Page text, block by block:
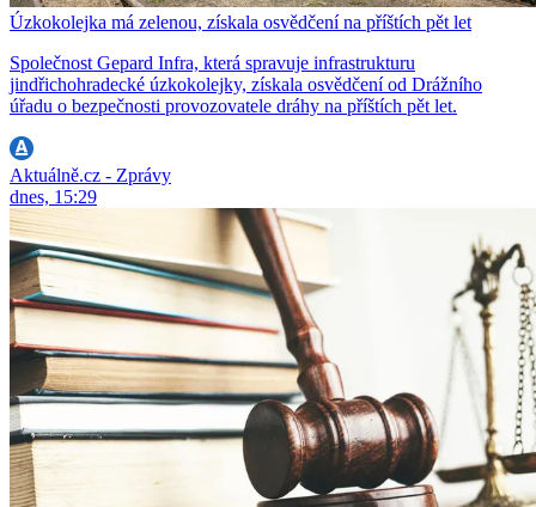
Úzkokolejka má zelenou, získala osvědčení na příštích pět let
Společnost Gepard Infra, která spravuje infrastrukturu
jindřichohradecké úzkokolejky, získala osvědčení od Drážního
úřadu o bezpečnosti provozovatele dráhy na příštích pět let.
Aktuálně.cz - Zprávy
dnes, 15:29